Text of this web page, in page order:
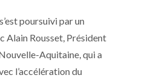
poursuivi par un
Alain Rousset, Président
Aquitaine, qui a
l’accélération du